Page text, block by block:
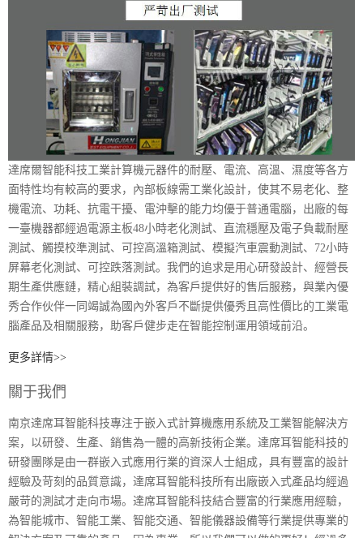
達席爾智能科技工業計算機元器件的耐壓、電流、高溫、濕度等各方
面特性均有較高的要求，內部板線需工業化設計，使其不易老化、整
機電流、功耗、抗電干擾、電沖擊的能力均優于普通電腦，出廠的每
一臺機器都經過電源主板48小時老化測試、直流穩壓及電子負載耐壓
測試、觸摸校準測試、可控高溫箱測試、模擬汽車震動測試、72小時
屏幕老化測試、可控跌落測試。我們的追求是用心研發設計、經營長
期生產供應鏈，精心組裝調試，為客戶提供好的售后服務，與業內優
秀合作伙伴一同竭誠為國內外客戶不斷提供優秀且高性價比的工業電
腦產品及相關服務，助客戶健步走在智能控制運用領域前沿。
更多詳情>>
關于我們
南京達席耳智能科技專注于嵌入式計算機應用系統及工業智能解決方
案，以研發、生產、銷售為一體的高新技術企業。達席耳智能科技的
研發團隊是由一群嵌入式應用行業的資深人士組成，具有豐富的設計
經驗及苛刻的品質意識，達席耳智能科技所有出廠嵌入式產品均經過
嚴苛的測試才走向市場。達席耳智能科技結合豐富的行業應用經驗，
為智能城市、智能工業、智能交通、智能儀器設備等行業提供專業的